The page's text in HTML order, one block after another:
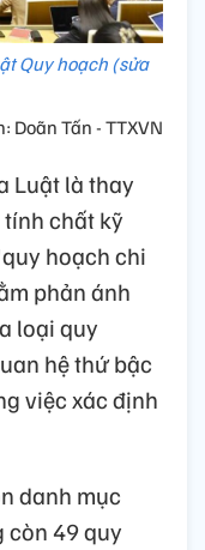
Quy hoạch (sửa
Doãn Tấn - TTXVN
Luật là thay
chất kỹ
hoạch chi
phản ánh
loại quy
hệ thứ bậc
việc xác định
danh mục
còn 49 quy